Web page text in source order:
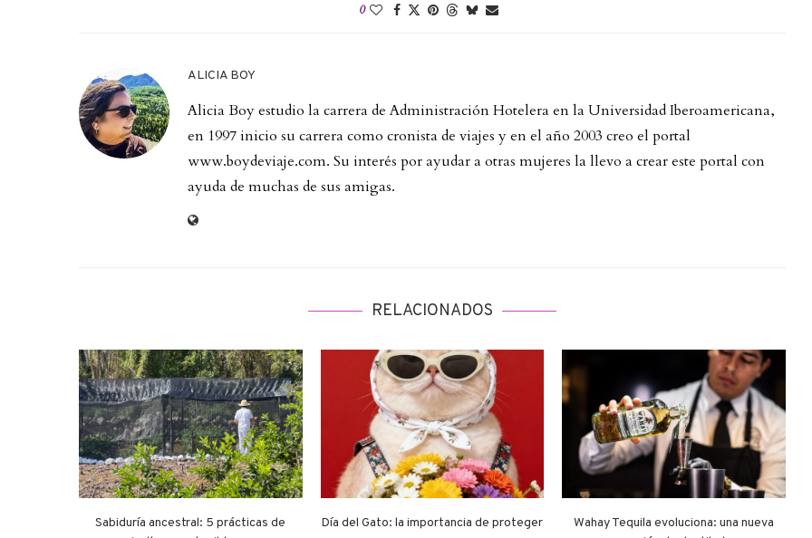
0
ALICIA BOY
Alicia Boy estudio la carrera de Administración Hotelera en la Universidad Iberoamericana,
en 1997 inicio su carrera como cronista de viajes y en el año 2003 creo el portal
www.boydeviaje.com. Su interés por ayudar a otras mujeres la llevo a crear este portal con
ayuda de muchas de sus amigas.
RELACIONADOS
Sabiduría ancestral: 5 prácticas de
Día del Gato: la importancia de proteger
Wahay Tequila evoluciona: una nueva